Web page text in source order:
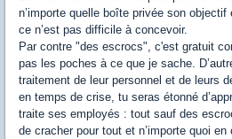
n’importe quelle boîte privée son
ce n’est pas difficile à concevoir.
Par contre "des escrocs", c'est gratuit
pas les poches à ce que je sache.
traitement de leur personnel et de leurs
en temps de crise, tu seras étonné
traite ses employés : tout sauf des
de cracher pour tout et n’importe quoi en